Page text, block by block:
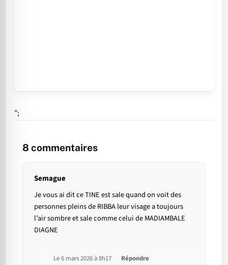
";
8 commentaires
Semague
Je vous ai dit ce TINE est sale quand on voit des
personnes pleins de RIBBA leur visage a toujours
l’air sombre et sale comme celui de MADIAMBALE
DIAGNE
Le 6 mars 2026 à 8h17 Répondre